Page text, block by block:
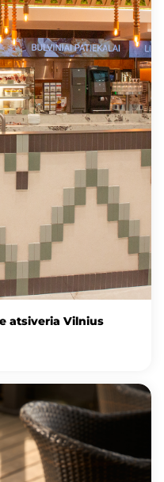
atsiveria Vilnius